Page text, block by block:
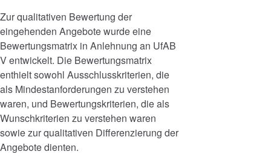
Zur qualitativen Bewertung der
eingehenden Angebote wurde eine
Bewertungsmatrix in Anlehnung an UfAB
V entwickelt. Die Bewertungsmatrix
enthielt sowohl Ausschlusskriterien, die
als Mindestanforderungen zu verstehen
waren, und Bewertungskriterien, die als
Wunschkriterien zu verstehen waren
sowie zur qualitativen Differenzierung der
Angebote dienten.